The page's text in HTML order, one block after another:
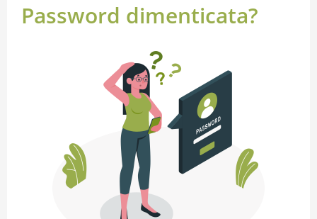
Password dimenticata?